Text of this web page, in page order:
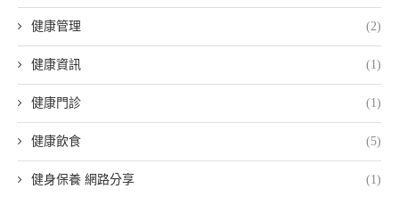
健康管理 (2)
健康資訊 (1)
健康門診 (1)
健康飲食 (5)
健身保養 網路分享 (1)